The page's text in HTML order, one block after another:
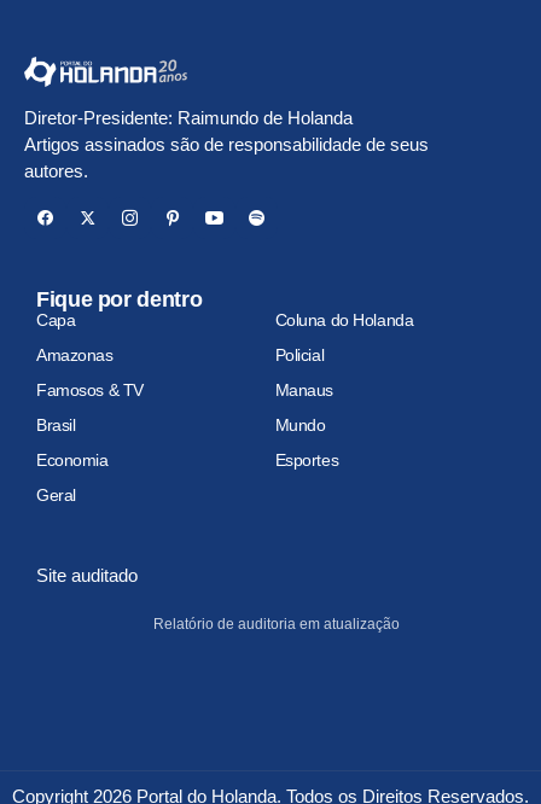
Diretor-Presidente: Raimundo de Holanda
Artigos assinados são de responsabilidade de seus
autores.
Fique por dentro
Capa
Coluna do Holanda
Amazonas
Policial
Famosos & TV
Manaus
Brasil
Mundo
Economia
Esportes
Geral
Site auditado
Relatório de auditoria em atualização
Copyright 2026 Portal do Holanda. Todos os Direitos Reservados.